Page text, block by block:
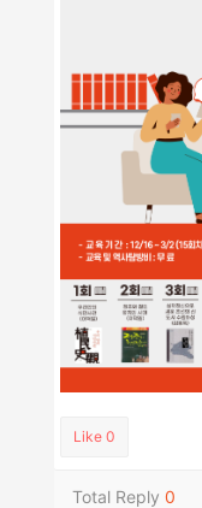
Like 0
Total Reply 0